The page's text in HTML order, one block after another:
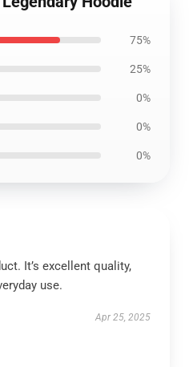
75%
25%
0%
0%
0%
It’s excellent quality,
use.
Apr 25, 2025